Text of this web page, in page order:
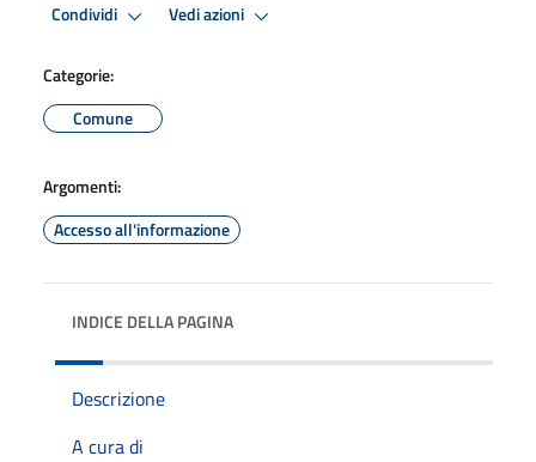
Condividi Vedi azioni
Categorie:
Comune
Argomenti:
Accesso all'informazione
INDICE DELLA PAGINA
Descrizione
A cura di